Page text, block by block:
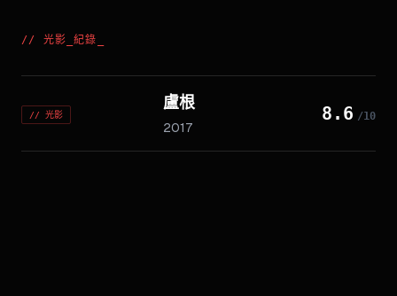
// 光影_紀錄
// 光影
盧根
2017
8.6 /10